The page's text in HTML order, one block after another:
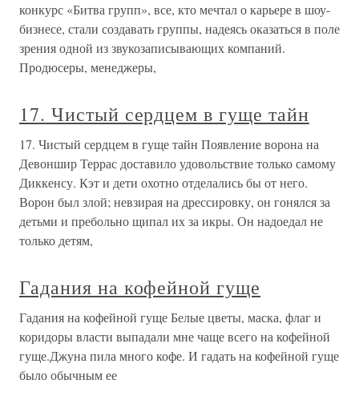
конкурс «Битва групп», все, кто мечтал о карьере в шоу-
бизнесе, стали создавать группы, надеясь оказаться в поле
зрения одной из звукозаписывающих компаний.
Продюсеры, менеджеры,
17. Чистый сердцем в гуще тайн
17. Чистый сердцем в гуще тайн Появление ворона на
Девоншир Террас доставило удовольствие только самому
Диккенсу. Кэт и дети охотно отделались бы от него.
Ворон был злой; невзирая на дрессировку, он гонялся за
детьми и пребольно щипал их за икры. Он надоедал не
только детям,
Гадания на кофейной гуще
Гадания на кофейной гуще Белые цветы, маска, флаг и
коридоры власти выпадали мне чаще всего на кофейной
гуще.Джуна пила много кофе. И гадать на кофейной гуще
было обычным ее